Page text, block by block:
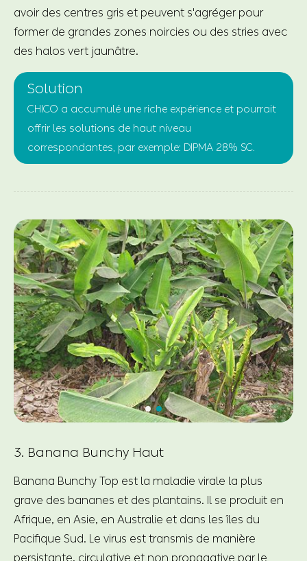
avoir des centres gris et peuvent s'agréger pour
former de grandes zones noircies ou des stries avec
des halos vert jaunâtre.
Solution
CHICO a accumulé une riche expérience et pourrait
offrir les solutions de haut niveau
correspondantes, par exemple: DIPMA 28% SC.
3. Banana Bunchy Haut
Banana Bunchy Top est la maladie virale la plus
grave des bananes et des plantains. Il se produit en
Afrique, en Asie, en Australie et dans les îles du
Pacifique Sud. Le virus est transmis de manière
persistante, circulative et non propagative par le